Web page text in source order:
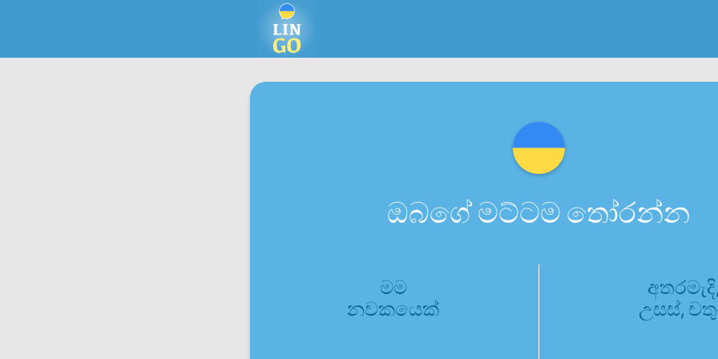
ඔබගේ මට්ටම තෝරන්න
මම
නවකයෙක්
උසස්,